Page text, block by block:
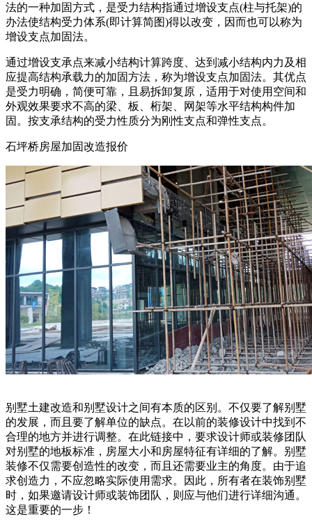
法的一种加固方式，是受力结构指通过增设支点(柱与托架)的
办法使结构受力体系(即计算简图)得以改变，因而也可以称为
增设支点加固法。
通过增设支承点来减小结构计算跨度、达到减小结构内力及相
应提高结构承载力的加固方法，称为增设支点加固法。其优点
是受力明确，简便可靠，且易拆卸复原，适用于对使用空间和
外观效果要求不高的梁、板、桁架、网架等水平结构构件加
固。按支承结构的受力性质分为刚性支点和弹性支点。
石坪桥房屋加固改造报价
别墅土建改造和别墅设计之间有本质的区别。不仅要了解别墅
的发展，而且要了解单位的缺点。在以前的装修设计中找到不
合理的地方并进行调整。在此链接中，要求设计师或装修团队
对别墅的地板标准，房屋大小和房屋特征有详细的了解。别墅
装修不仅需要创造性的改变，而且还需要业主的角度。由于追
求创造力，不应忽略实际使用需求。因此，所有者在装饰别墅
时，如果邀请设计师或装饰团队，则应与他们进行详细沟通。
这是重要的一步！